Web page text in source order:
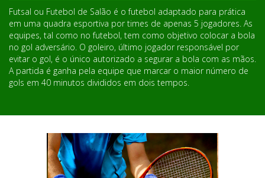
Futsal ou Futebol de Salão é o futebol adaptado para prática
em uma quadra esportiva por times de apenas 5 jogadores. As
equipes, tal como no futebol, tem como objetivo colocar a bola
no gol adversário. O goleiro, último jogador responsável por
evitar o gol, é o único autorizado a segurar a bola com as mãos.
A partida é ganha pela equipe que marcar o maior número de
gols em 40 minutos divididos em dois tempos.